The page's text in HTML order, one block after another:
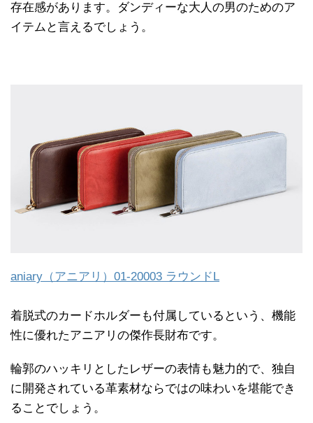
存在感があります。ダンディーな大人の男のためのア
イテムと言えるでしょう。
aniary（アニアリ）01-20003 ラウンドL
着脱式のカードホルダーも付属しているという、機能
性に優れたアニアリの傑作長財布です。
輪郭のハッキリとしたレザーの表情も魅力的で、独自
に開発されている革素材ならではの味わいを堪能でき
ることでしょう。